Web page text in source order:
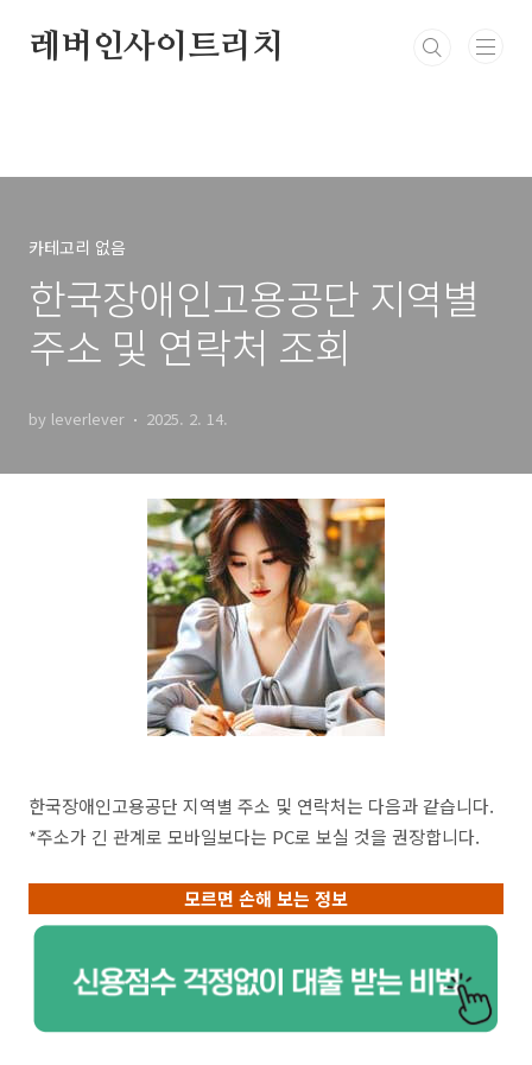
레버인사이트리치
카테고리 없음
한국장애인고용공단 지역별
주소 및 연락처 조회
by leverlever 2025. 2. 14.
한국장애인고용공단 지역별 주소 및 연락처는 다음과 같습니다.
*주소가 긴 관계로 모바일보다는 PC로 보실 것을 권장합니다.
모르면 손해 보는 정보